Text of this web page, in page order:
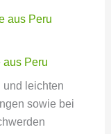
aus Peru
und leichten
sowie bei